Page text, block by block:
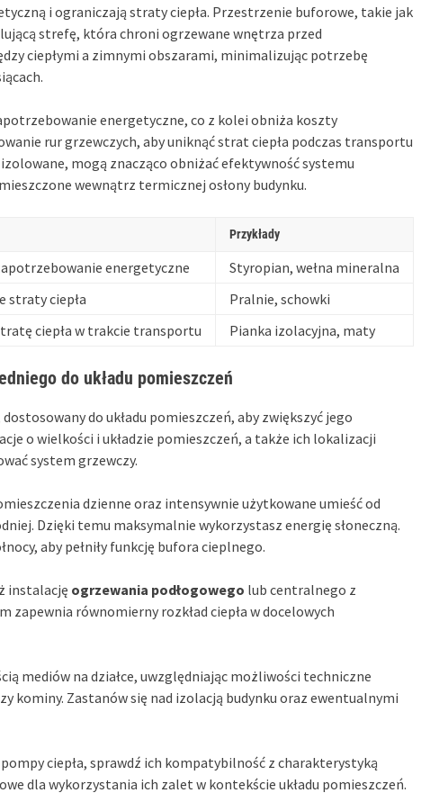
i ograniczają straty ciepła. Przestrzenie buforowe, takie jak
strefę, która chroni ogrzewane wnętrza przed
ciepłymi a zimnymi obszarami, minimalizując potrzebę
energetyczne, co z kolei obniża koszty
rur grzewczych, aby uniknąć strat ciepła podczas transportu
mogą znacząco obniżać efektywność systemu
wewnątrz termicznej osłony budynku.
Przykłady
energetyczne
Styropian, wełna mineralna
straty ciepła
Pralnie, schowki
ciepła w trakcie transportu Pianka izolacyjna, maty
do układu pomieszczeń
dostosowany do układu pomieszczeń, aby zwiększyć jego
o wielkości i układzie pomieszczeń, a także ich lokalizacji
system grzewczy.
dzienne oraz intensywnie użytkowane umieść od
Dzięki temu maksymalnie wykorzystasz energię słoneczną.
aby pełniły funkcję bufora cieplnego.
instalację ogrzewania podłogowego lub centralnego z
zapewnia równomierny rozkład ciepła w docelowych
mediów na działce, uwzględniając możliwości techniczne
kominy. Zastanów się nad izolacją budynku oraz ewentualnymi
ciepła, sprawdź ich kompatybilność z charakterystyką
dla wykorzystania ich zalet w kontekście układu pomieszczeń.